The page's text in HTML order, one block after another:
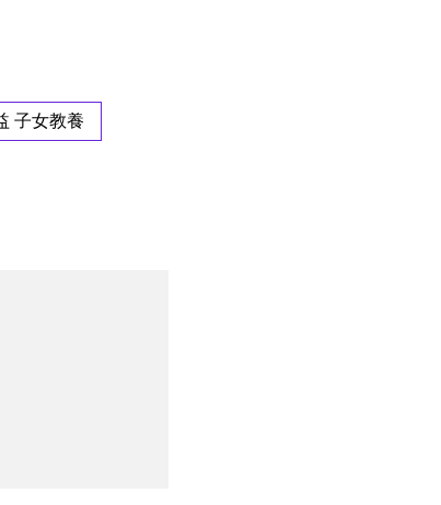
子女教養